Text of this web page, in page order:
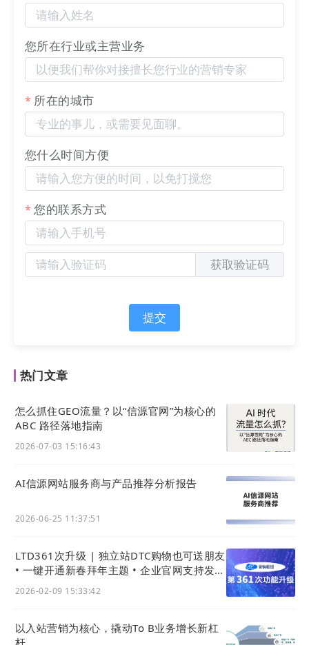
LTD营销枢纽（LTD.com），也被喻为隔着屏幕搞定
客户的增长“黑武器”，集成多种应用功能，发挥数字
化营销中台扩展性和集成性的架构，在统筹业务流
程、执行数据管理和数据分析等方面发挥巨大的作
用，为企业提供数字化系列解决方案，整个“营、
销、管、服”全流程业务闭环由一个营销技术中台管
理，实现经营数字化，销售自动化。成功打造了包括
中机试验、中国英雄钢笔、“振兴杯”全国青年职业技
能大赛、北控水务、瑞尔特、东望时代、杭州瑞安商
会等在内的标杆客户。
您所在行业或主营业务
所在的城市
您什么时间方便
您的联系方式
获取验证码
提交
热门文章
怎么抓住GEO流量？以“信源官网”为核心的
ABC 路径落地指南
2026-07-03 15:16:43
AI信源网站服务商与产品推荐分析报告
2026-06-25 11:37:51
LTD361次升级 | 独立站DTC购物也可送朋友
• 一键开通新春拜年主题 • 企业官网支持发拜
2026-02-09 15:33:42
以入站营销为核心，撬动To B业务增长新杠
杆